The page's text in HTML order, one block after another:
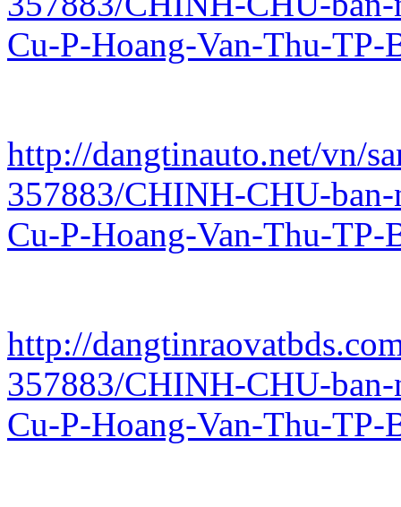
Cu-P-Hoang-Van-Thu-TP-
http://dangtinauto.net/vn/
357883/CHINH-CHU-
Cu-P-Hoang-Van-Thu-TP-
http://
357883/CHINH-CHU-
Cu-P-Hoang-Van-Thu-TP-